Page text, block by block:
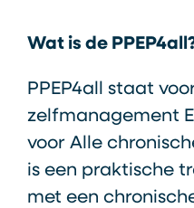
Wat is de
PPEP4all staat
zelfmanagement
voor Alle
is een praktische
met een